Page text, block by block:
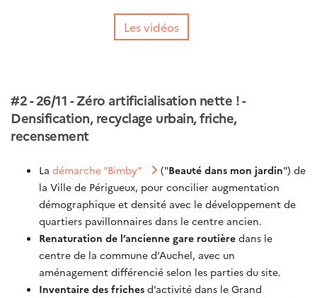
Les vidéos
#2 - 26/11 - Zéro artificialisation nette ! -
Densification, recyclage urbain, friche,
recensement
La démarche "Bimby" ("Beauté dans mon jardin") de
la Ville de Périgueux, pour concilier augmentation
démographique et densité avec le développement de
quartiers pavillonnaires dans le centre ancien.
Renaturation de l’ancienne gare routière dans le
centre de la commune d’Auchel, avec un
aménagement différencié selon les parties du site.
Inventaire des friches d’activité dans le Grand